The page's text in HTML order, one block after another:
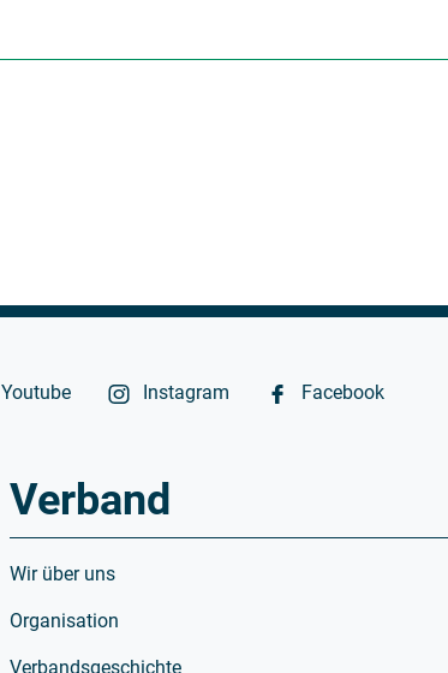
Youtube Instagram Facebook
Verband
Wir über uns
Organisation
Verbandsgeschichte